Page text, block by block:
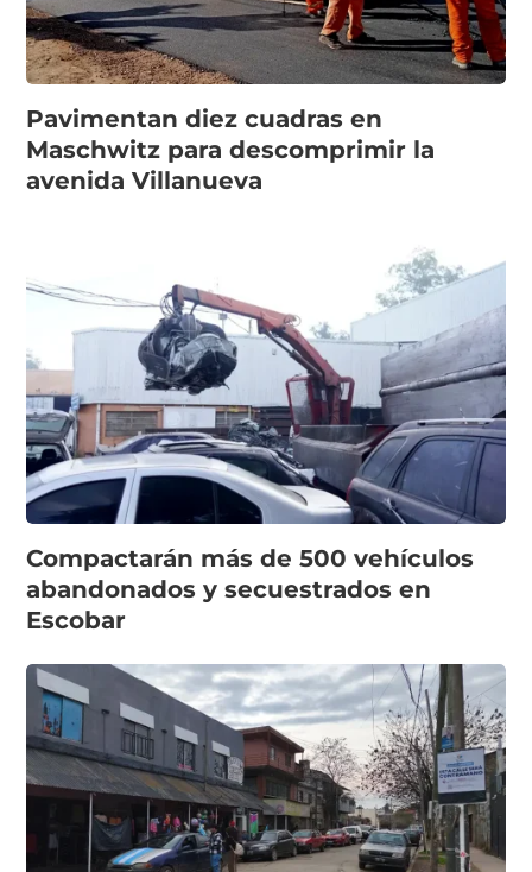
Pavimentan diez cuadras en
Maschwitz para descomprimir la
avenida Villanueva
Compactarán más de 500 vehículos
abandonados y secuestrados en
Escobar